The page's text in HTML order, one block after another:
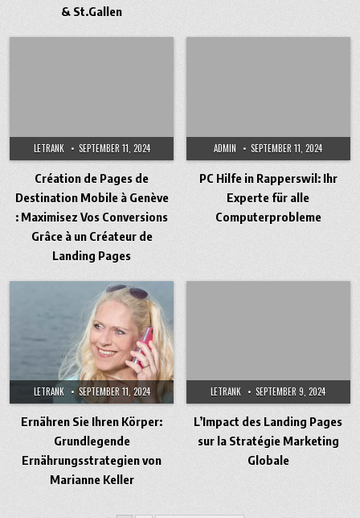
& St.Gallen
LETRANK SEPTEMBER 11, 2024
Création de Pages de
Destination Mobile à Genève
: Maximisez Vos Conversions
Grâce à un Créateur de
Landing Pages
ADMIN SEPTEMBER 11, 2024
PC Hilfe in Rapperswil: Ihr
Experte für alle
Computerprobleme
LETRANK SEPTEMBER 11, 2024
Ernähren Sie Ihren Körper:
Grundlegende
Ernährungsstrategien von
Marianne Keller
LETRANK SEPTEMBER 9, 2024
L’Impact des Landing Pages
sur la Stratégie Marketing
Globale